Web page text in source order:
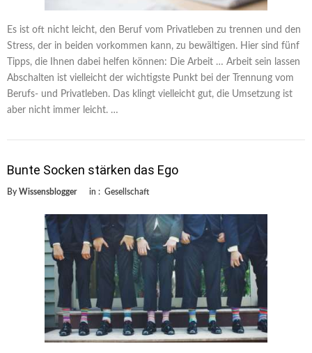
Es ist oft nicht leicht, den Beruf vom Privatleben zu trennen und den
Stress, der in beiden vorkommen kann, zu bewältigen. Hier sind fünf
Tipps, die Ihnen dabei helfen können: Die Arbeit … Arbeit sein lassen
Abschalten ist vielleicht der wichtigste Punkt bei der Trennung vom
Berufs- und Privatleben. Das klingt vielleicht gut, die Umsetzung ist
aber nicht immer leicht. …
Bunte Socken stärken das Ego
By Wissensblogger in : Gesellschaft